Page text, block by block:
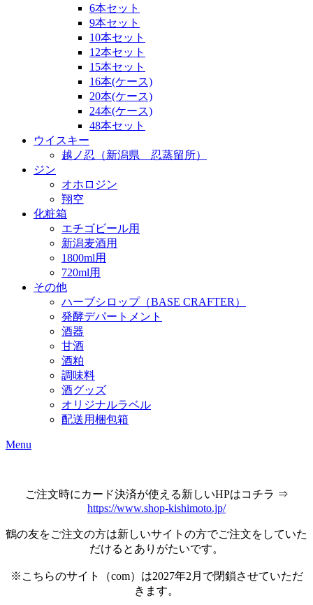
6本セット
9本セット
10本セット
12本セット
15本セット
16本(ケース)
20本(ケース)
24本(ケース)
48本セット
ウイスキー
越ノ忍（新潟県 忍蒸留所）
ジン
オホロジン
翔空
化粧箱
エチゴビール用
新潟麦酒用
1800ml用
720ml用
その他
ハーブシロップ（BASE CRAFTER）
発酵デパートメント
酒器
甘酒
酒粕
調味料
酒グッズ
オリジナルラベル
配送用梱包箱
Menu
ご注文時にカード決済が使える新しいHPはコチラ ⇒
https://www.shop-kishimoto.jp/
鶴の友をご注文の方は新しいサイトの方でご注文をしていた
だけるとありがたいです。
※こちらのサイト（com）は2027年2月で閉鎖させていただ
きます。